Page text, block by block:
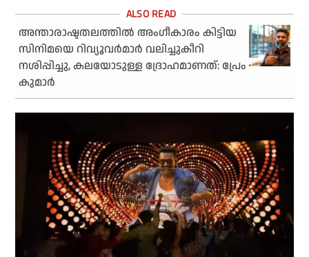
അന്താരാഷ്ടതലത്തില്‍ അംഗീകാരം കിട്ടിയ
സിനിമയെ റിവ്യൂവര്‍മാര്‍ വലിച്ചുകീറി
നശിപ്പിച്ചു, കലയോടുള്ള ദ്രോഹമാണത്: പ്രേം
കുമാര്‍